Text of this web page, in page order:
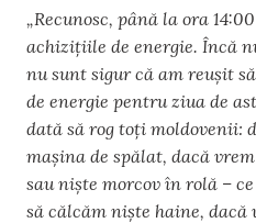
„Recunosc, până la ora
achizițiile de energie. Încă
nu sunt sigur că am reușit
de energie pentru ziua de
dată să rog toți moldovenii:
mașina de spălat, dacă
sau niște morcov în rolă –
să călcăm niște haine, dacă